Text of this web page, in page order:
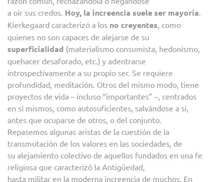
a oír sus credos. Hoy, la increencia suele ser mayoría.
Kierkegaard caracterizó a los no creyentes, como
quienes no son capaces de alejarse de su
superficialidad (materialismo consumista, hedonismo,
quehacer desaforado, etc.) y adentrarse
introspectivamente a su propio ser. Se requiere
profundidad, meditación. Otros del mismo modo, tiene
proyectos de vida – incluso “importantes” –, centrados
en sí mismos, como autosuficientes, salvándose a si,
antes que ocuparse de otros, o del conjunto.
Repasemos algunas aristas de la cuestión de la
transmutación de los valores en las sociedades, de
su alejamiento colectivo de aquellos fundados en una fe
religiosa que caracterizó la Antigüedad,
hasta militar en la moderna increencia de muchos. En